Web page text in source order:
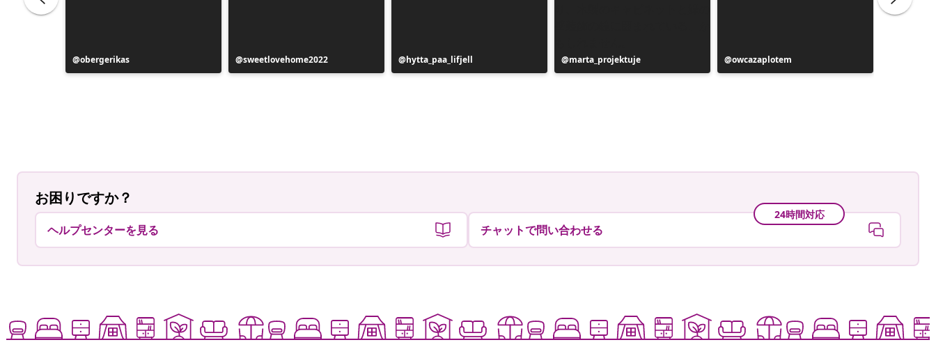
投
稿
obergerikas
投
稿
sweetlovehome2022
投
稿
hytta_paa_lifjell
投
稿
marta_projektuje
投
稿
owcazaplotem
お困りですか？
ヘルプセンターを見る
24時間対応
チャットで問い合わせる